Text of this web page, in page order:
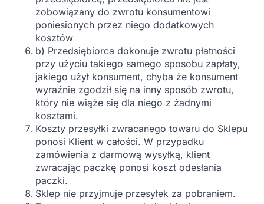
zobowiązany do zwrotu konsumentowi
poniesionych przez niego dodatkowych
kosztów
b) Przedsiębiorca dokonuje zwrotu płatności
przy użyciu takiego samego sposobu zapłaty,
jakiego użył konsument, chyba że konsument
wyraźnie zgodził się na inny sposób zwrotu,
który nie wiąże się dla niego z żadnymi
kosztami.
Koszty przesyłki zwracanego towaru do Sklepu
ponosi Klient w całości. W przypadku
zamówienia z darmową wysyłką, klient
zwracając paczkę ponosi koszt odesłania
paczki.
Sklep nie przyjmuje przesyłek za pobraniem.